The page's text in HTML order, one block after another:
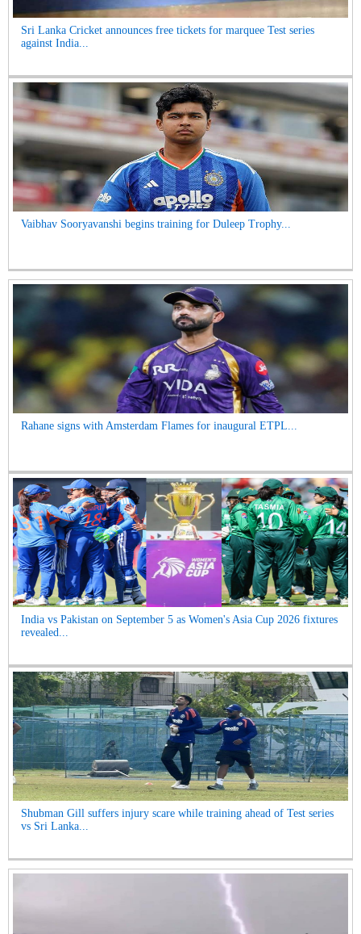
Sri Lanka Cricket announces free tickets for marquee Test series
against India...
Vaibhav Sooryavanshi begins training for Duleep Trophy...
Rahane signs with Amsterdam Flames for inaugural ETPL...
India vs Pakistan on September 5 as Women's Asia Cup 2026 fixtures
revealed...
Shubman Gill suffers injury scare while training ahead of Test series
vs Sri Lanka...